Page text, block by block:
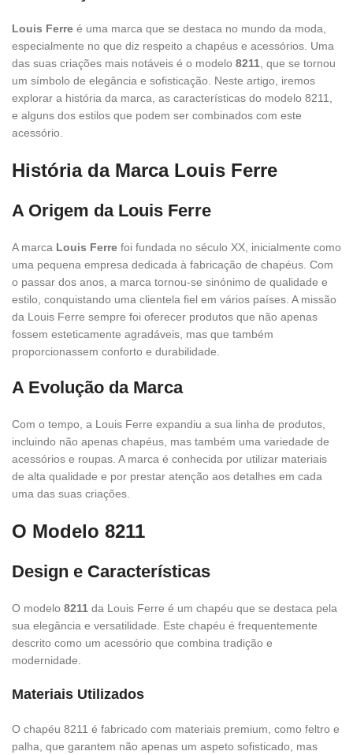
Louis Ferre é uma marca que se destaca no mundo da moda,
especialmente no que diz respeito a chapéus e acessórios. Uma
das suas criações mais notáveis é o modelo 8211 , que se tornou
um símbolo de elegância e sofisticação. Neste artigo, iremos
explorar a história da marca, as características do modelo 8211,
e alguns dos estilos que podem ser combinados com este
acessório.
História da Marca Louis Ferre
A Origem da Louis Ferre
A marca Louis Ferre foi fundada no século XX, inicialmente como
uma pequena empresa dedicada à fabricação de chapéus. Com
o passar dos anos, a marca tornou-se sinónimo de qualidade e
estilo, conquistando uma clientela fiel em vários países. A missão
da Louis Ferre sempre foi oferecer produtos que não apenas
fossem esteticamente agradáveis, mas que também
proporcionassem conforto e durabilidade.
A Evolução da Marca
Com o tempo, a Louis Ferre expandiu a sua linha de produtos,
incluindo não apenas chapéus, mas também uma variedade de
acessórios e roupas. A marca é conhecida por utilizar materiais
de alta qualidade e por prestar atenção aos detalhes em cada
uma das suas criações.
O Modelo 8211
Design e Características
O modelo 8211 da Louis Ferre é um chapéu que se destaca pela
sua elegância e versatilidade. Este chapéu é frequentemente
descrito como um acessório que combina tradição e
modernidade.
Materiais Utilizados
O chapéu 8211 é fabricado com materiais premium, como feltro e
palha, que garantem não apenas um aspeto sofisticado, mas